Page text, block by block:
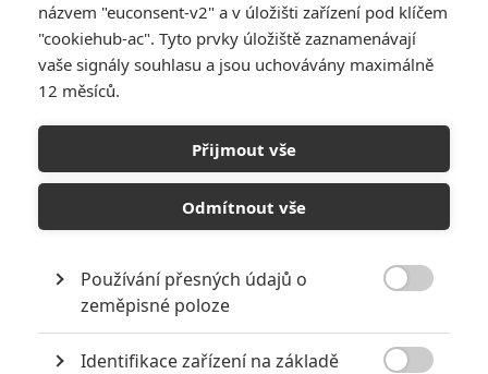
Ant-Man a Wasp:
Quantumania – Vzhůru do
hlubin nového světa ve
filmu o filmu
Napsal: Anarvin, 26.01.2023 09:00
« Předchozí Další »
názvem "euconsent-v2" a v úložišti zařízení pod klíčem
"cookiehub-ac". Tyto prvky úložiště zaznamenávají
vaše signály souhlasu a jsou uchovávány maximálně
12 měsíců.
Přijmout vše
Odmítnout vše
Používání přesných údajů o
zeměpisné poloze
Identifikace zařízení na základě